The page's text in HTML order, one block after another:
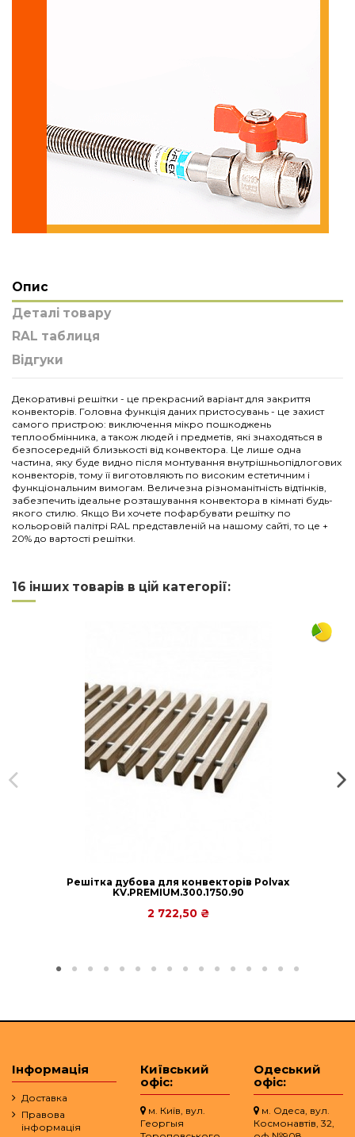
Опис
Деталі товару
RAL таблиця
Відгуки
Декоративні решітки - це прекрасний варіант для закриття
конвекторів. Головна функція даних пристосувань - це захист
самого пристрою: виключення мікро пошкоджень
теплообмінника, а також людей і предметів, які знаходяться в
безпосередній близькості від конвектора. Це лише одна
частина, яку буде видно після монтування внутрішньопідлогових
конвекторів, тому її виготовляють по високим естетичним і
функціональним вимогам. Величезна різноманітність відтінків,
забезпечить ідеальне розташування конвектора в кімнаті будь-
якого стилю. Якщо Ви хочете пофарбувати решітку по
кольоровій палітрі RAL представленій на нашому сайті, то це +
20% до вартості решітки.
Ширина
290
16 інших товарів в цій категорії:
Решітка дубова для конвекторів Polvax
KV.PREMIUM.300.1750.90
2 722,50 ₴
Інформація
Доставка
Правова
інформація
Київський
офіс:
м. Київ, вул.
Георгыя
Одеський
офіс:
м. Одеса, вул.
Космонавтів, 32,